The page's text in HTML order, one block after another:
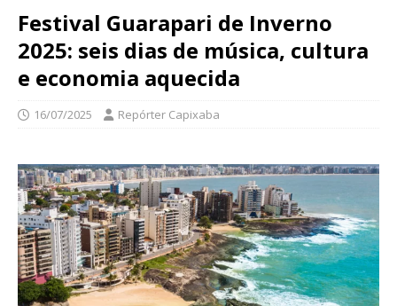
Festival Guarapari de Inverno
2025: seis dias de música, cultura
e economia aquecida
16/07/2025 Repórter Capixaba